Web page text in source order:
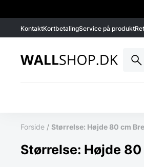
KontaktKortbetalingService på produkt
Forside / Størrelse: Højde 80 cm
Størrelse: Højde